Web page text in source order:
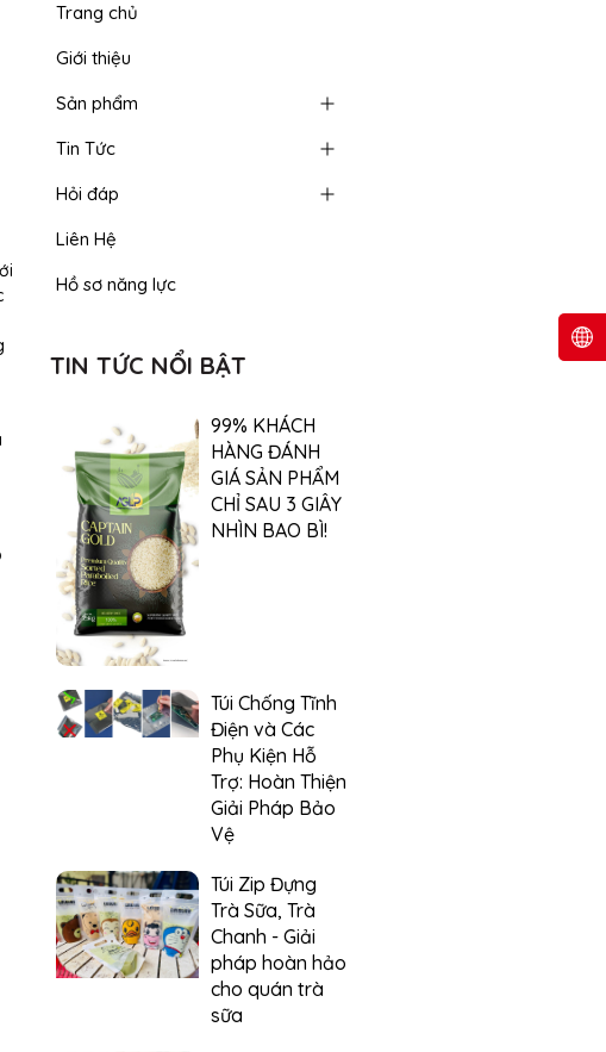
Trang chủ
Giới thiệu
Sản phẩm
Tin Tức
Hỏi đáp
Liên Hệ
Hồ sơ năng lực
TIN TỨC NỔI BẬT
99% KHÁCH
HÀNG ĐÁNH
GIÁ SẢN PHẨM
CHỈ SAU 3 GIÂY
NHÌN BAO BÌ!
Túi Chống Tĩnh
Điện và Các
Phụ Kiện Hỗ
Trợ: Hoàn Thiện
Giải Pháp Bảo
Vệ
Túi Zip Đựng
Trà Sữa, Trà
Chanh - Giải
pháp hoàn hảo
cho quán trà
sữa